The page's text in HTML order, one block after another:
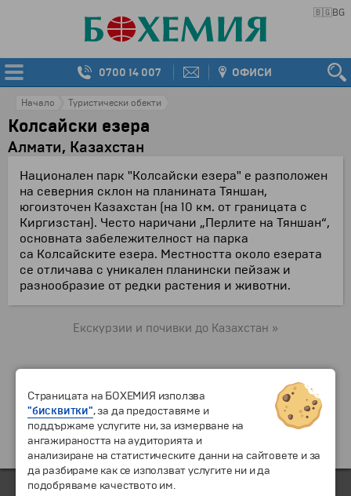
🇧🇬BG
0700 14 007 ОФИСИ
Начало Туристически обекти
Колсайски езера
Алмати, Казахстан
Национален парк "Колсайски езера" е разположен
на северния склон на планината Тяншан,
югоизточен Казахстан (на 10 км. от границата с
Киргизстан). Често наричани „Перлите на Тяншан“,
основната забележителност на парка
са Колсайските езера. Местността около езерата
се отличава с уникален планински пейзаж и
разнообразие от редки растения и животни.
Екскурзии и почивки до Казахстан »
Страницата на БОХЕМИЯ използва
"бисквитки", за да предоставяме и
поддържаме услугите ни, за измерване на
ангажираността на аудиторията и
анализиране на статистическите данни на сайтовете и за
да разбираме как се използват услугите ни и да
подобряваме качеството им.